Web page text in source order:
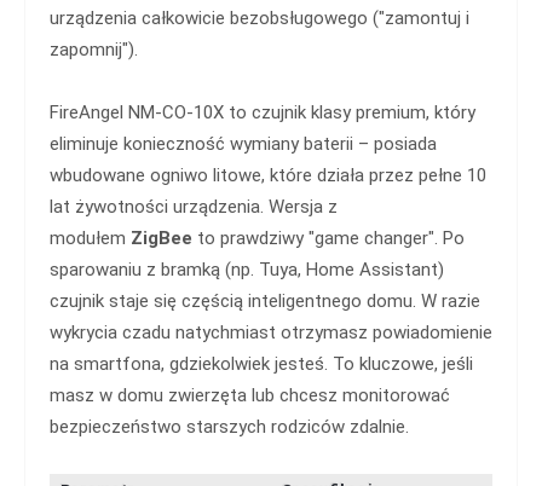
urządzenia całkowicie bezobsługowego ("zamontuj i
zapomnij").
FireAngel NM-CO-10X to czujnik klasy premium, który
eliminuje konieczność wymiany baterii – posiada
wbudowane ogniwo litowe, które działa przez pełne 10
lat żywotności urządzenia. Wersja z
modułem ZigBee to prawdziwy "game changer". Po
sparowaniu z bramką (np. Tuya, Home Assistant)
czujnik staje się częścią inteligentnego domu. W razie
wykrycia czadu natychmiast otrzymasz powiadomienie
na smartfona, gdziekolwiek jesteś. To kluczowe, jeśli
masz w domu zwierzęta lub chcesz monitorować
bezpieczeństwo starszych rodziców zdalnie.